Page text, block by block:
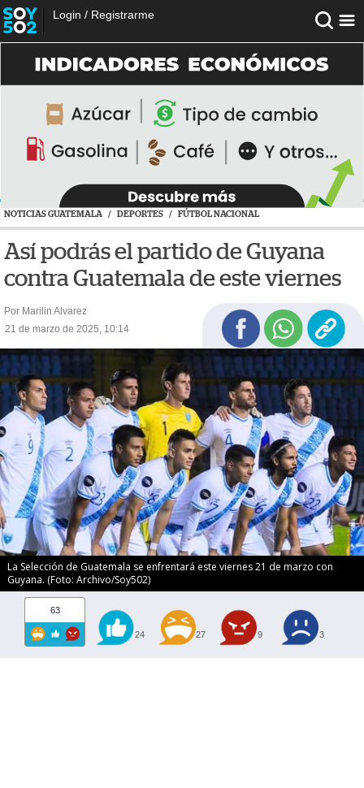
Login / Registrarme
NOTICIAS GUATEMALA / DEPORTES / FÚTBOL NACIONAL
Así podrás el partido de Guyana
contra Guatemala de este viernes
Por Marilin Alvarez
21 de marzo de 2025, 10:14
La Selección de Guatemala se enfrentará este viernes 21 de marzo con
Guyana. (Foto: Archivo/Soy502)
63
24 27 9 3